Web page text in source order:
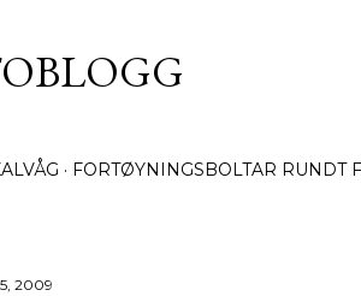
FORTØYNINGSBOLTAR RUNDT
2009